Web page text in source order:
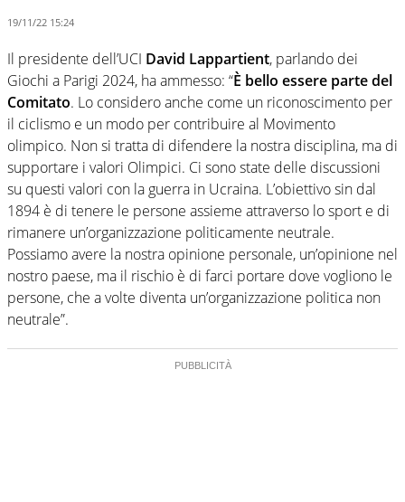
19/11/22 15:24
Il presidente dell’UCI David Lappartient, parlando dei
Giochi a Parigi 2024, ha ammesso: “È bello essere parte del
Comitato. Lo considero anche come un riconoscimento per
il ciclismo e un modo per contribuire al Movimento
olimpico. Non si tratta di difendere la nostra disciplina, ma di
supportare i valori Olimpici. Ci sono state delle discussioni
su questi valori con la guerra in Ucraina. L’obiettivo sin dal
1894 è di tenere le persone assieme attraverso lo sport e di
rimanere un’organizzazione politicamente neutrale.
Possiamo avere la nostra opinione personale, un’opinione nel
nostro paese, ma il rischio è di farci portare dove vogliono le
persone, che a volte diventa un’organizzazione politica non
neutrale”.